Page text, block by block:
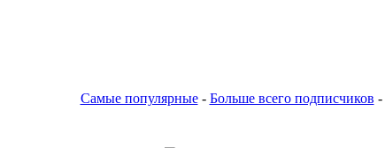
Самые популярные- Больше всего подписчиков -